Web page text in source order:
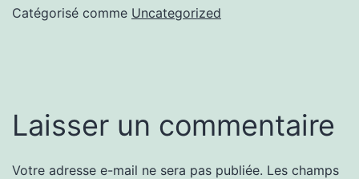
Catégorisé comme Uncategorized
Laisser un commentaire
Votre adresse e-mail ne sera pas publiée. Les champs